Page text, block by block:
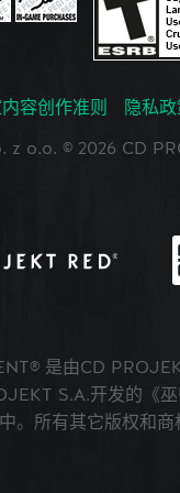
容创作准则 隐私政
z o.o. © 2026 CD
是由CD
S.A.开发的《
。所有其它版权和商